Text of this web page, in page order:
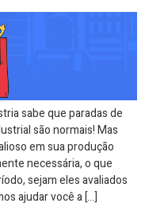
sabe que paradas de
são normais! Mas
em sua produção
necessária, o que
sejam eles avaliados
ajudar você a […]